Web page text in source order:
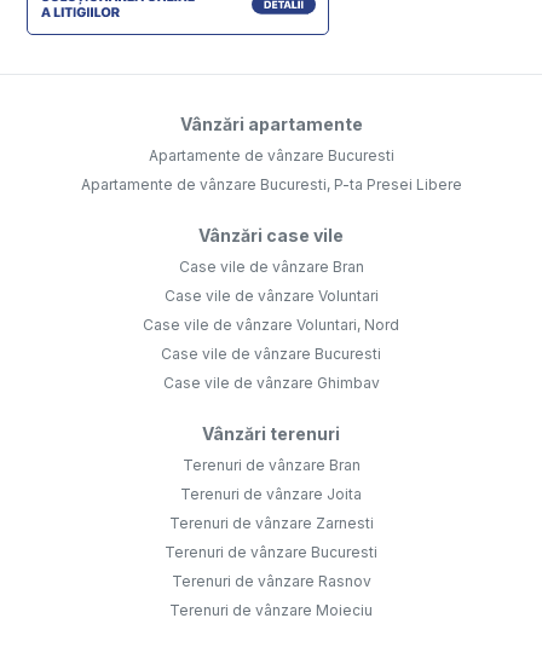
Vânzări apartamente
Apartamente de vânzare Bucuresti
Apartamente de vânzare Bucuresti, P-ta Presei Libere
Vânzări case vile
Case vile de vânzare Bran
Case vile de vânzare Voluntari
Case vile de vânzare Voluntari, Nord
Case vile de vânzare Bucuresti
Case vile de vânzare Ghimbav
Vânzări terenuri
Terenuri de vânzare Bran
Terenuri de vânzare Joita
Terenuri de vânzare Zarnesti
Terenuri de vânzare Bucuresti
Terenuri de vânzare Rasnov
Terenuri de vânzare Moieciu